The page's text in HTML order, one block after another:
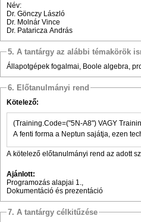
Név:
Dr. Gönczy László
Dr. Molnár Vince
Dr. Pataricza András
5. A tantárgy az alábbi témakörök
Állapotgépek fogalmai, Boole algebra,
6. Előtanulmányi rend
Kötelező:
(Training.Code=("5N-
A fenti forma a Neptun sajátja, ezen
A kötelező előtanulmányi rend az adott
Ajánlott:
Programozás alapjai 1.,
Dokumentáció és prezentáció
7. A tantárgy célkitűzése